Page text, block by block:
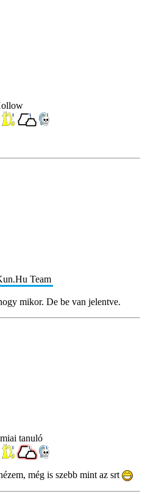
Team
mikor. De be van jelentve.
tanuló
még is szebb mint az srt